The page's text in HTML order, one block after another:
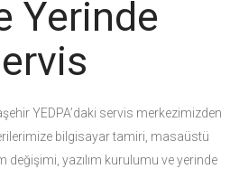
Yerinde
YEDPA’daki servis merkezimizden
bilgisayar tamiri, masaüstü
değişimi, yazılım kurulumu ve yerinde